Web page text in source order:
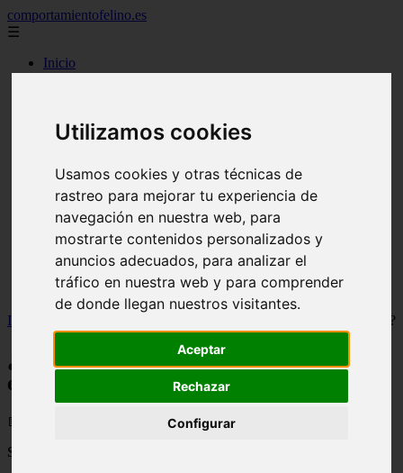
Utilizamos cookies
Usamos cookies y otras técnicas de
rastreo para mejorar tu experiencia de
navegación en nuestra web, para
mostrarte contenidos personalizados y
anuncios adecuados, para analizar el
tráfico en nuestra web y para comprender
de donde llegan nuestros visitantes.
Aceptar
Rechazar
Configurar
comportamientofelino.es
☰
Inicio
protagonistas
actualidad
acuariofilia
articulos
nombres para gatos
novedades
tablon de anuncios
uncategorized
zona pro
Inicio
¿ Cómo saber cuando una gata ya no está en celo ?
¿ Cómo saber cuando una gata ya no está
en celo ?
📅 19/05/2025
Señales de que tu gato no tiene celo